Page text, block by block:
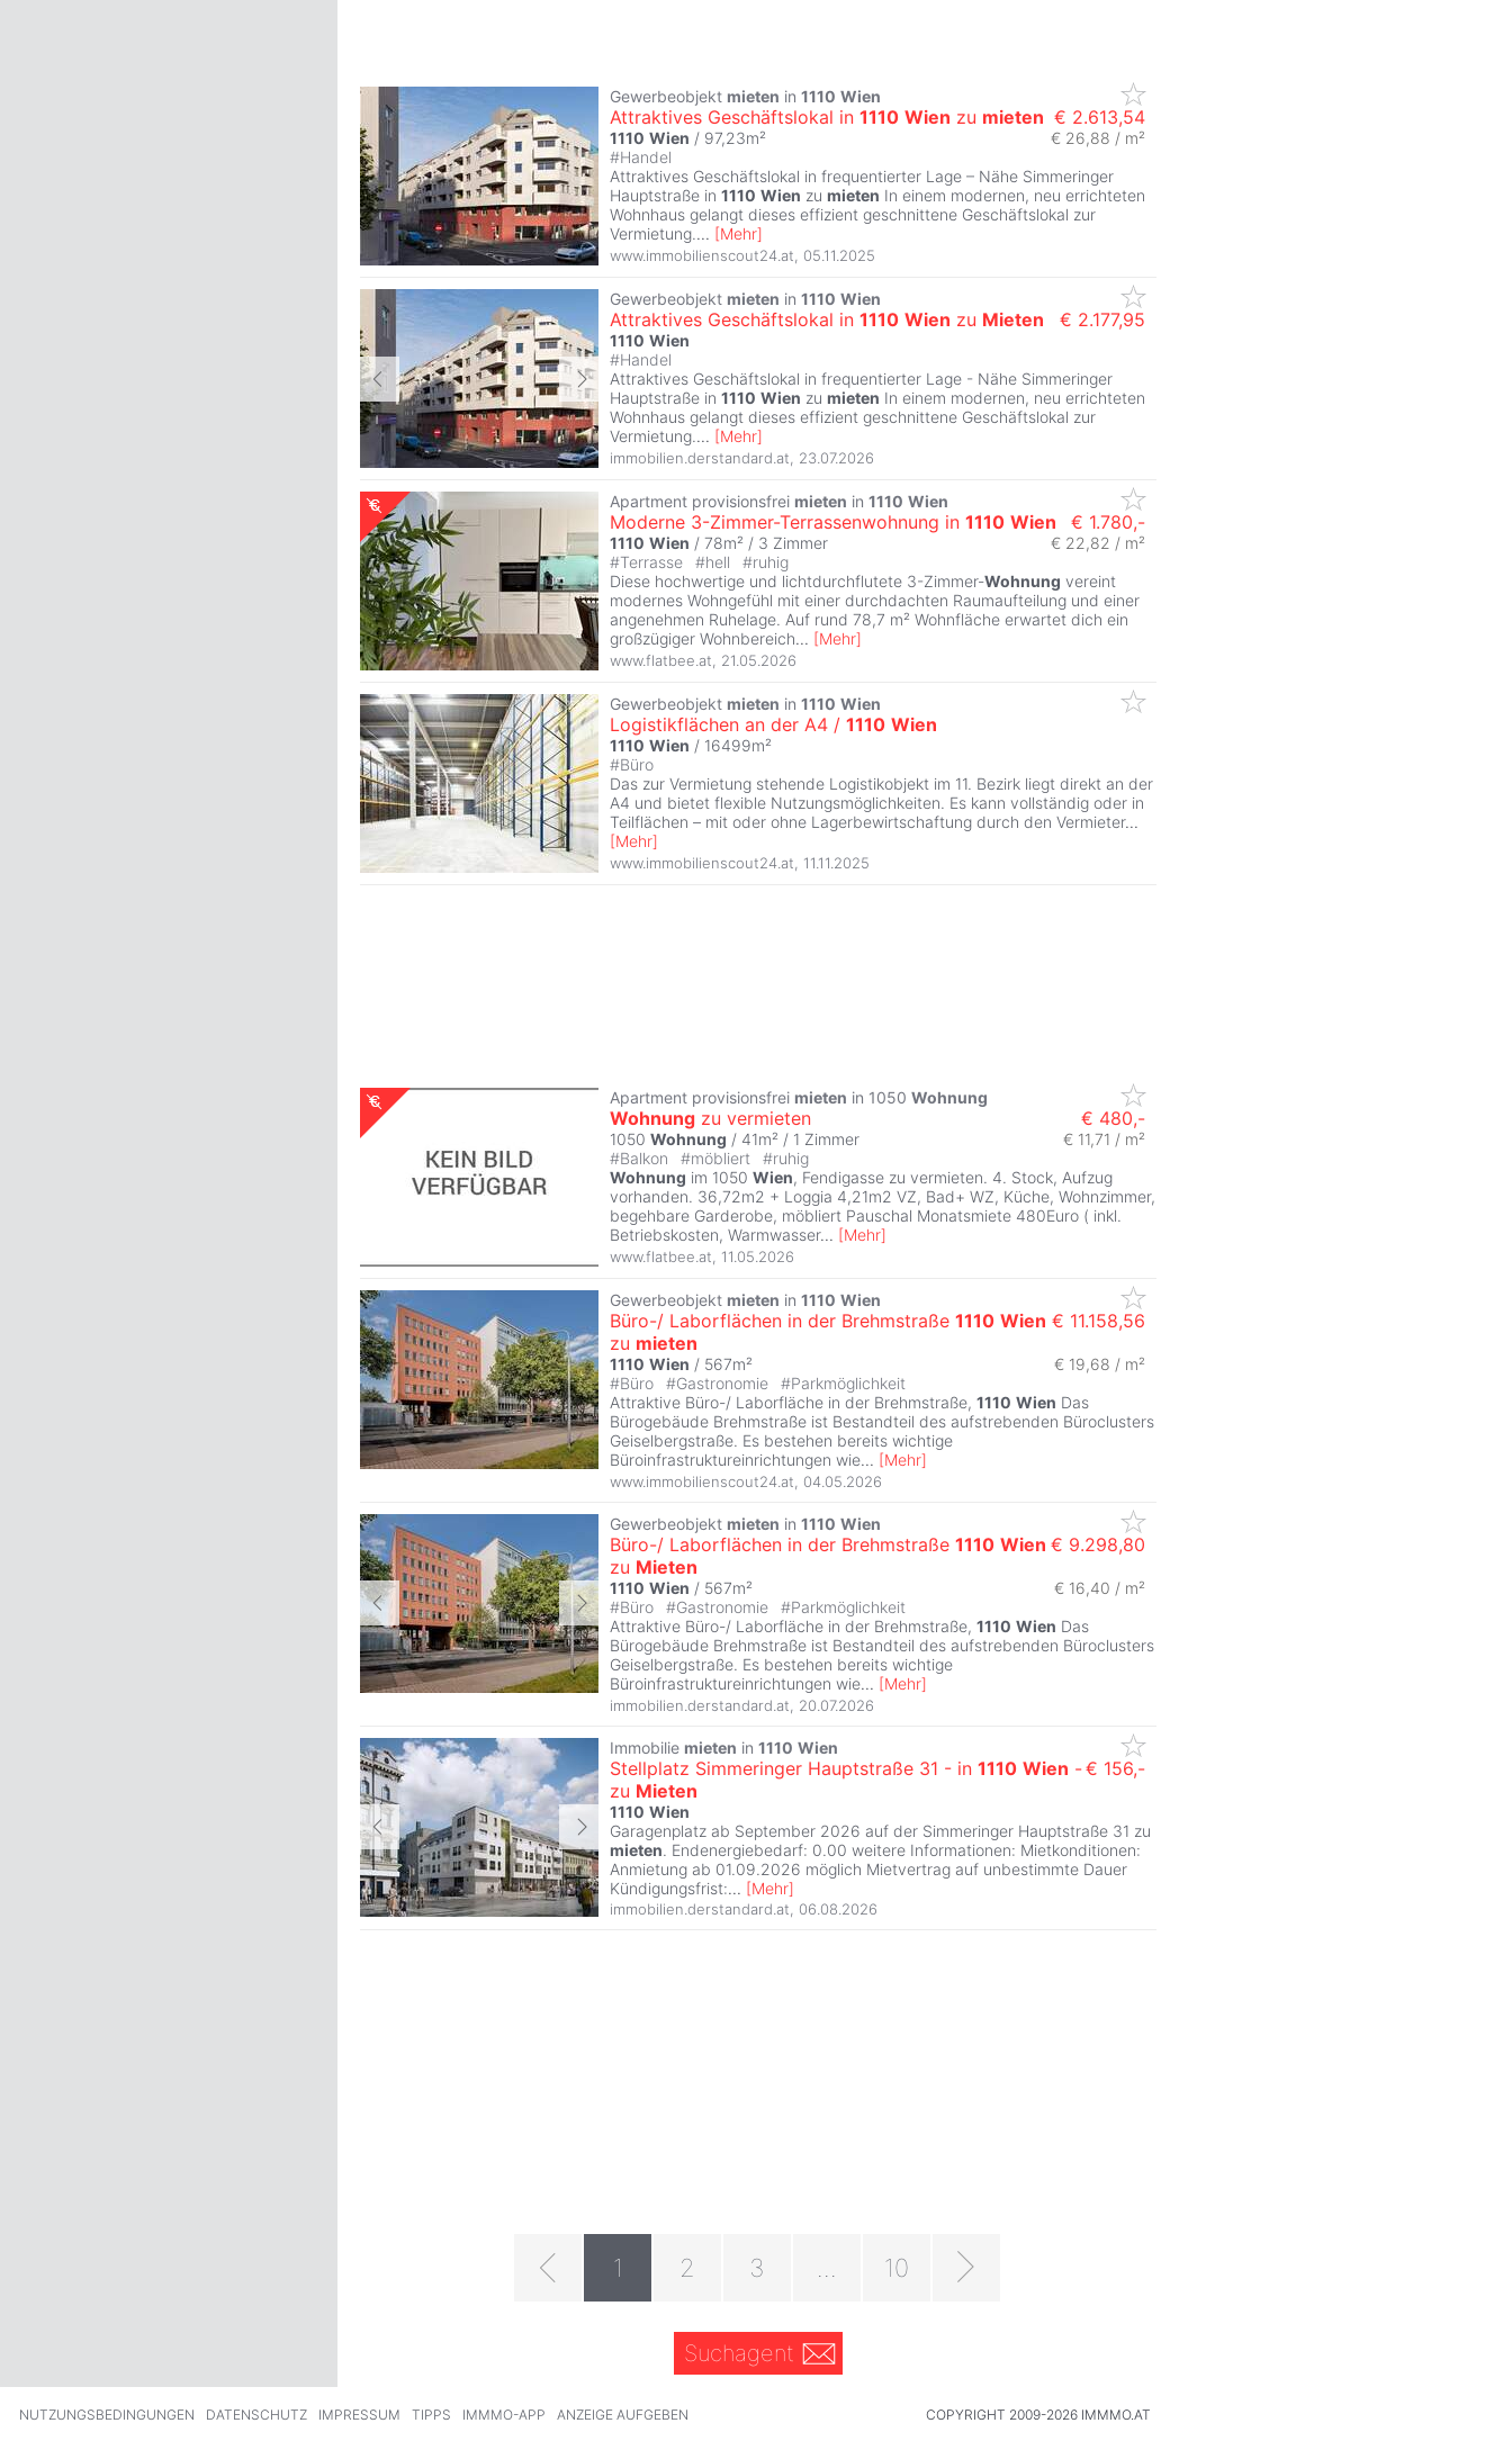
Gewerbeobjekt mieten in 1110 Wien
Attraktives Geschäftslokal in 1110 Wien zu mieten € 2.613,54
1110 Wien / 97,23m²
€ 26,88 / m²
#Handel
Attraktives Geschäftslokal in frequentierter Lage – Nähe Simmeringer
Hauptstraße in 1110 Wien zu mieten In einem modernen, neu errichteten
Wohnhaus gelangt dieses effizient geschnittene Geschäftslokal zur
Vermietung.... [Mehr]
www.immobilienscout24.at 05.11.2025
Gewerbeobjekt mieten in 1110 Wien
Attraktives Geschäftslokal in 1110 Wien zu Mieten € 2.177,95
1110 Wien
#Handel
Attraktives Geschäftslokal in frequentierter Lage - Nähe Simmeringer
Hauptstraße in 1110 Wien zu mieten In einem modernen, neu errichteten
Wohnhaus gelangt dieses effizient geschnittene Geschäftslokal zur
Vermietung.... [Mehr]
immobilien.derstandard.at 23.07.2026
Apartment provisionsfrei mieten in 1110 Wien
Moderne 3-Zimmer-Terrassenwohnung in 1110 Wien € 1.780,-
1110 Wien / 78m² / 3 Zimmer
€ 22,82 / m²
#Terrasse #hell #ruhig
Diese hochwertige und lichtdurchflutete 3-Zimmer-Wohnung vereint
modernes Wohngefühl mit einer durchdachten Raumaufteilung und einer
angenehmen Ruhelage. Auf rund 78,7 m² Wohnfläche erwartet dich ein
großzügiger Wohnbereich... [Mehr]
www.flatbee.at 21.05.2026
Gewerbeobjekt mieten in 1110 Wien
Logistikflächen an der A4 / 1110 Wien
1110 Wien / 16499m²
#Büro
Das zur Vermietung stehende Logistikobjekt im 11. Bezirk liegt direkt an der
A4 und bietet flexible Nutzungsmöglichkeiten. Es kann vollständig oder in
Teilflächen – mit oder ohne Lagerbewirtschaftung durch den Vermieter...
[Mehr]
www.immobilienscout24.at 11.11.2025
Apartment provisionsfrei mieten in 1050 Wohnung
Wohnung zu vermieten € 480,-
1050 Wohnung / 41m² / 1 Zimmer
€ 11,71 / m²
#Balkon #möbliert #ruhig
Wohnung im 1050 Wien, Fendigasse zu vermieten. 4. Stock, Aufzug
vorhanden. 36,72m2 + Loggia 4,21m2 VZ, Bad+ WZ, Küche, Wohnzimmer,
begehbare Garderobe, möbliert Pauschal Monatsmiete 480Euro ( inkl.
Betriebskosten, Warmwasser... [Mehr]
www.flatbee.at 11.05.2026
Gewerbeobjekt mieten in 1110 Wien
Büro-/ Laborflächen in der Brehmstraße 1110 Wien
zu mieten
€ 11.158,56
1110 Wien / 567m²
€ 19,68 / m²
#Büro #Gastronomie #Parkmöglichkeit
Attraktive Büro-/ Laborfläche in der Brehmstraße, 1110 Wien Das
Bürogebäude Brehmstraße ist Bestandteil des aufstrebenden Büroclusters
Geiselbergstraße. Es bestehen bereits wichtige
Büroinfrastruktureinrichtungen wie... [Mehr]
www.immobilienscout24.at 04.05.2026
Gewerbeobjekt mieten in 1110 Wien
Büro-/ Laborflächen in der Brehmstraße 1110 Wien
zu Mieten
€ 9.298,80
1110 Wien / 567m² € 16,40 / m²
#Büro #Gastronomie #Parkmöglichkeit
Attraktive Büro-/ Laborfläche in der Brehmstraße, 1110 Wien Das
Bürogebäude Brehmstraße ist Bestandteil des aufstrebenden Büroclusters
Geiselbergstraße. Es bestehen bereits wichtige
Büroinfrastruktureinrichtungen wie... [Mehr]
immobilien.derstandard.at 20.07.2026
Immobilie mieten in 1110 Wien
Stellplatz Simmeringer Hauptstraße 31 - in 1110 Wien -
zu Mieten
€ 156,-
1110 Wien
Garagenplatz ab September 2026 auf der Simmeringer Hauptstraße 31 zu
mieten. Endenergiebedarf: 0.00 weitere Informationen: Mietkonditionen:
Anmietung ab 01.09.2026 möglich Mietvertrag auf unbestimmte Dauer
Kündigungsfrist:... [Mehr]
immobilien.derstandard.at 06.08.2026
1 2 3 10
Suchagent
NUTZUNGSBEDINGUNGEN DATENSCHUTZ IMPRESSUM TIPPS IMMMO-APP ANZEIGE AUFGEBEN COPYRIGHT 2009-2026 IMMMO.AT